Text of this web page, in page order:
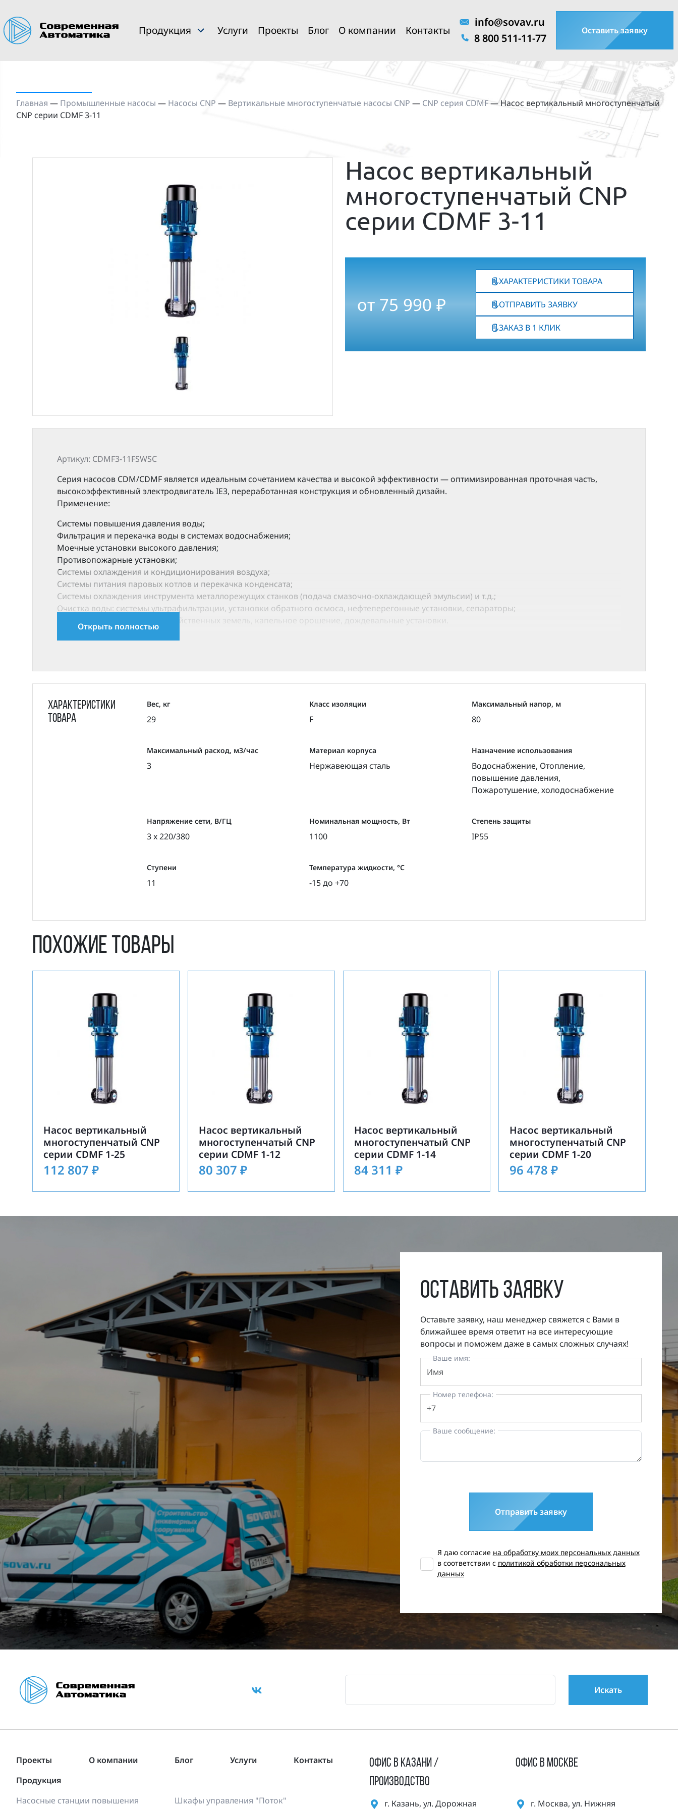
Продукция Услуги Проекты Блог О компании Контакты
info@sovav.ru
8 800 511-11-77
Оставить заявку
Главная — Промышленные насосы — Насосы CNP — Вертикальные многоступенчатые насосы CNP — CNP серия CDMF—Насос вертикальный многоступенчатый
CNP серии CDMF 3-11
Насос вертикальный
многоступенчатый CNP
серии CDMF 3-11
от 75 990 ₽
ХАРАКТЕРИСТИКИ ТОВАРА
ОТПРАВИТЬ ЗАЯВКУ
ЗАКАЗ В 1 КЛИК
Артикул: CDMF3-11FSWSC
Серия насосов CDM/CDMF является идеальным сочетанием качества и высокой эффективности — оптимизированная проточная часть,
высокоэффективный электродвигатель IE3, переработанная конструкция и обновленный дизайн.
Применение:
Системы повышения давления воды;
Фильтрация и перекачка воды в системах водоснабжения;
Моечные установки высокого давления;
Противопожарные установки;
Cистемы охлаждения и кондиционирования воздуха;
Системы питания паровых котлов и перекачка конденсата;
Системы охлаждения инструмента металлорежущих станков (подача смазочно-охлаждающей эмульсии) и т.д.;
Очистка воды: системы ультрафильтрации, установки обратного осмоса, нефтеперегонные установки, сепараторы;
Орошение: полив сельскохозяйственных земель, капельное орошение, дождевальные установки.
Открыть полностью
Характеристики
товара
Вес, кг
29
Класс изоляции
F
Максимальный напор, м
80
Максимальный расход, м3/час
3
Материал корпуса
Нержавеющая сталь
Назначение использования
Водоснабжение, Отопление,
повышение давления,
Пожаротушение, холодоснабжение
Напряжение сети, В/ГЦ
3 x 220/380
Номинальная мощность, Вт
1100
Степень защиты
IP55
Ступени
11
Температура жидкости, °С
-15 до +70
Похожие товары
Насос вертикальный
многоступенчатый CNP
серии CDMF 1-25
112 807 ₽
Насос вертикальный
многоступенчатый CNP
серии CDMF 1-12
80 307 ₽
Насос вертикальный
многоступенчатый CNP
серии CDMF 1-14
84 311 ₽
Насос вертикальный
многоступенчатый CNP
серии CDMF 1-20
96 478 ₽
оставить заявку
Оставьте заявку, наш менеджер свяжется с Вами в
ближайшее время ответит на все интересующие
вопросы и поможем даже в самых сложных случаях!
Ваше имя:
Номер телефона:
Ваше сообщение:
Отправить заявку
Я даю согласие на обработку моих персональных данных
в соответствии с политикой обработки персональных
данных
Проекты О компании Блог Услуги
Контакты
Продукция
Насосные станции повышения
Шкафы управления "Поток"
ОФИС В КАЗАНИ /
ПРОИЗВОДСТВО
г. Казань, ул. Дорожная
ОФИС В МОСКВЕ
г. Москва, ул. Нижняя